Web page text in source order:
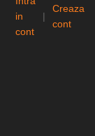
in
cont
|
Creaza
cont